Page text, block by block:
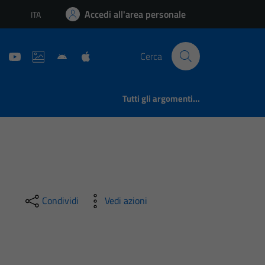
Lingua attiva:
ITA Accedi all'area personale
Cerca
Tutti gli argomenti...
Condividi Vedi azioni